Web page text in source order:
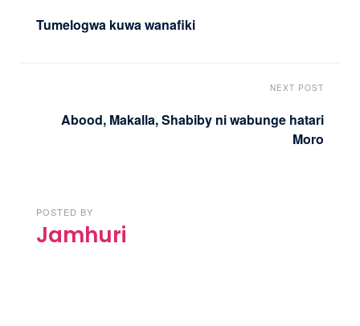
Tumelogwa kuwa wanafiki
NEXT POST
Abood, Makalla, Shabiby ni wabunge hatari
Moro
POSTED BY
Jamhuri